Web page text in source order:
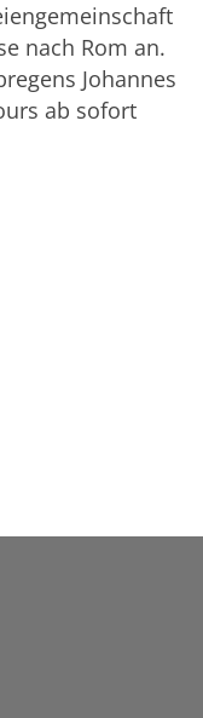
nach Rom an.
Johannes
ab sofort